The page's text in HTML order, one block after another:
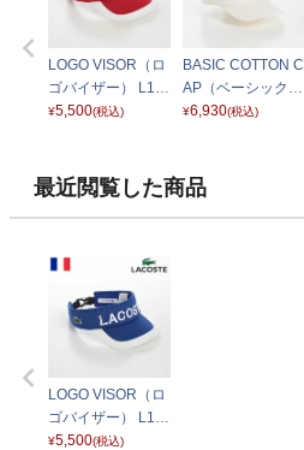
LOGO VISOR（ロ
ゴバイザー） L12
77 レッド
¥5,500(税込)
BASIC COTTON C
AP（ベーシックコ
ットンキャップ）
¥6,930(税込)
最近閲覧した商品
LOGO VISOR（ロ
ゴバイザー） L12
77 ブルー
¥5,500(税込)